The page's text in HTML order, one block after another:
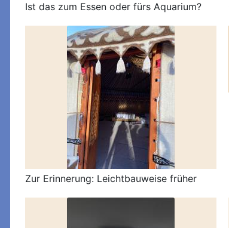
Ist das zum Essen oder fürs Aquarium?
Zur Erinnerung: Leichtbauweise früher